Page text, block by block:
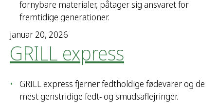
e
r
:
fornybare materialer, påtager sig ansvaret for
fremtidige generationer.
januar 20, 2026
GRILL express
GRILL express fjerner fedtholdige fødevarer og de
mest genstridige fedt- og smudsaflejringer.